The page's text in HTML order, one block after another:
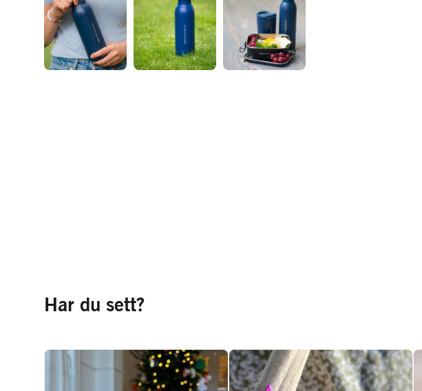
Har du sett?
Duftlys – Pust
inn, pust ut…
Kreftforeningens
pin